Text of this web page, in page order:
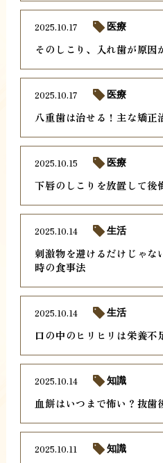
そのしこり、入れ歯が原因
2025.10.17 医療
八重歯は治せる！主な矯正
2025.10.17 医療
下唇のしこりを放置して後
2025.10.15 医療
刺激物を避けるだけじゃな
時の食事法
2025.10.14 生活
口の中のヒリヒリは栄養不
2025.10.14 生活
血餅はいつまで怖い？抜歯
2025.10.14 知識
2025.10.11 知識